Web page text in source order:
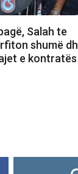
Salah te
shumë
e kontratës